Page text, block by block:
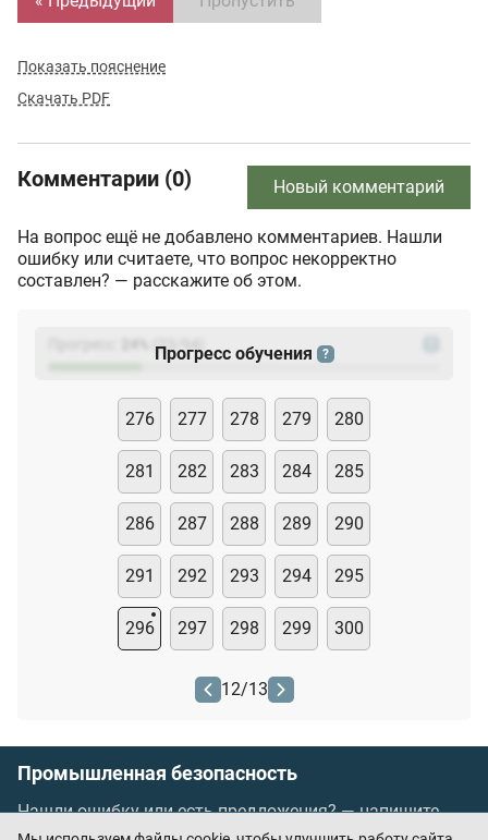
Показать пояснение
Скачать PDF
Комментарии (0) Новый комментарий
На вопрос ещё не добавлено комментариев. Нашли
ошибку или считаете, что вопрос некорректно
составлен? — расскажите об этом.
(23
Прогресс обучения ?
276 277 278 279 280
281 282 283 284 285
286 287 288 289 290
291 292 293 294 295
296 297 298 299 300
12/13
Промышленная безопасность
Нашли ошибку или есть предложения? —напишите
нам